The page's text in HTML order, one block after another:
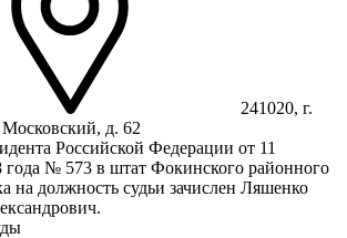
241020, г.
д. 62
Российской Федерации от 11
года № 573 в штат Фокинского районного
на должность судьи зачислен Ляшенко